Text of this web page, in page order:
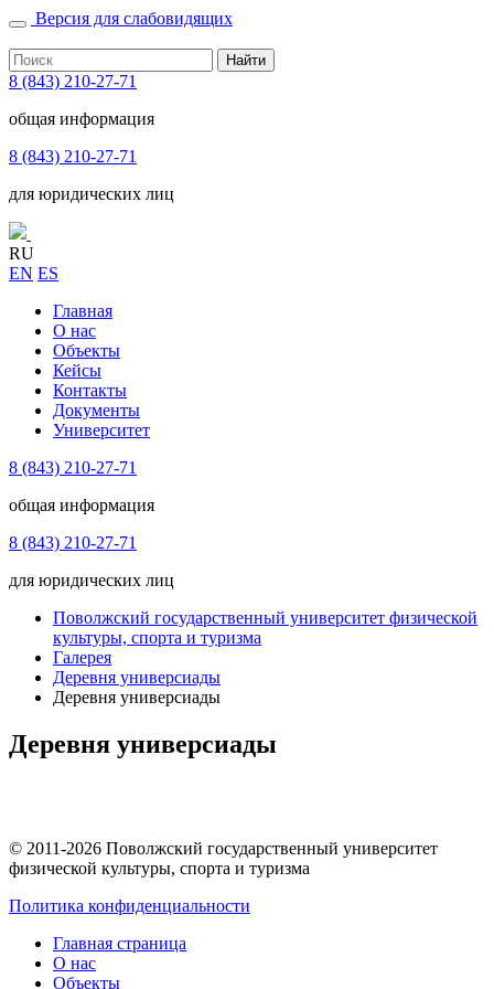
Версия для слабовидящих
Найти
8 (843) 210-27-71
общая информация
8 (843) 210-27-71
для юридических лиц
RU
EN ES
Главная
О нас
Объекты
Кейсы
Контакты
Документы
Университет
8 (843) 210-27-71
общая информация
8 (843) 210-27-71
для юридических лиц
Поволжский государственный университет физической
культуры, спорта и туризма
Галерея
Деревня универсиады
Деревня универсиады
Деревня универсиады
© 2011-2026 Поволжский государственный университет
физической культуры, спорта и туризма
Политика конфиденциальности
Главная страница
О нас
Объекты